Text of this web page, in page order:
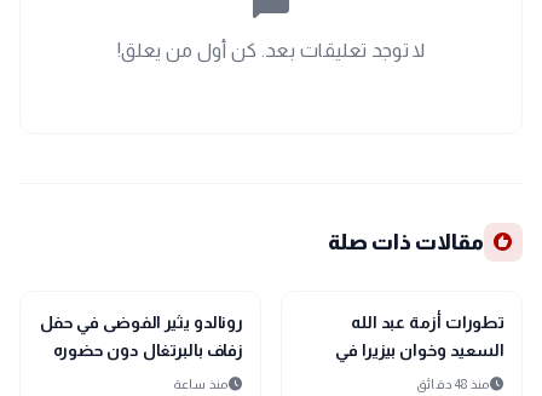
لا توجد تعليقات بعد. كن أول من يعلق!
recommend مقالات ذات صلة
sports_soccer
رياضة
تطورات أزمة عبد الله
السعيد وخوان بيزيرا في
الزمالك
scheduleمنذ 48 دقائق
sports_soccer
رياضة
رونالدو يثير الفوضى في حفل
زفاف بالبرتغال دون حضوره
scheduleمنذ ساعة